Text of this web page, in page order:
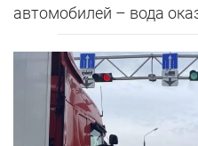
автомобилей – вода